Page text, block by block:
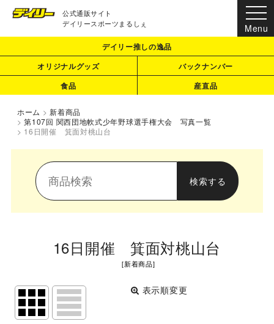
公式通販サイト
デイリースポーツまるしぇ
デイリー推しの逸品
オリジナルグッズ
バックナンバー
食品
産直品
ホーム > 新着商品
> 第107回 関西団地軟式少年野球選手権大会 写真一覧
> 16日開催 箕面対桃山台
16日開催 箕面対桃山台
[新着商品]
表示順変更